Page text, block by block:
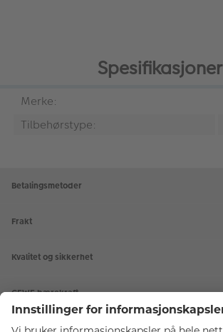
Spesifikasjoner
Merke:
Tilbehørstype:
Betalingsmetoder
Frakt
Kvalitet og sikkerhet
CEWE bærekraft
Tjenester